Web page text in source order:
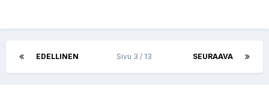
EDELLINEN SEURAAVA
Sivu 3 / 13